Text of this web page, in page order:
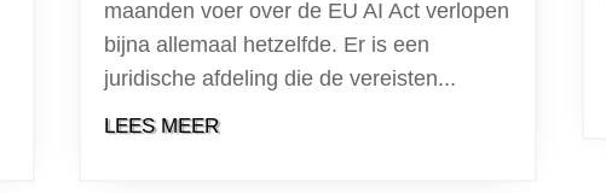
maanden voer over de EU AI Act verlopen
bijna allemaal hetzelfde. Er is een
juridische afdeling die de vereisten...
LEES MEER